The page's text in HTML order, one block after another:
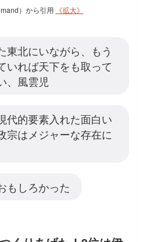
）から引用 《拡大》
東北にいながら、もう
いれば天下をも取って
、風雲児
代的要素入れた面白い
宗はメジャーな存在に
もしろかった